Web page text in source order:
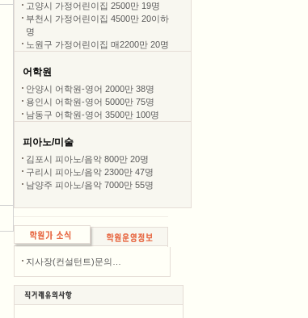
고양시 가정어린이집 2500만 19명
부천시 가정어린이집 4500만 20이하
명
노원구 가정어린이집 매2200만 20명
어학원
안양시 어학원-영어 2000만 38명
용인시 어학원-영어 5000만 75명
남동구 어학원-영어 3500만 100명
피아노/미술
김포시 피아노/음악 800만 20명
구리시 피아노/음악 2300만 47명
남양주 피아노/음악 7000만 55명
지사장(컨설턴트)문의…